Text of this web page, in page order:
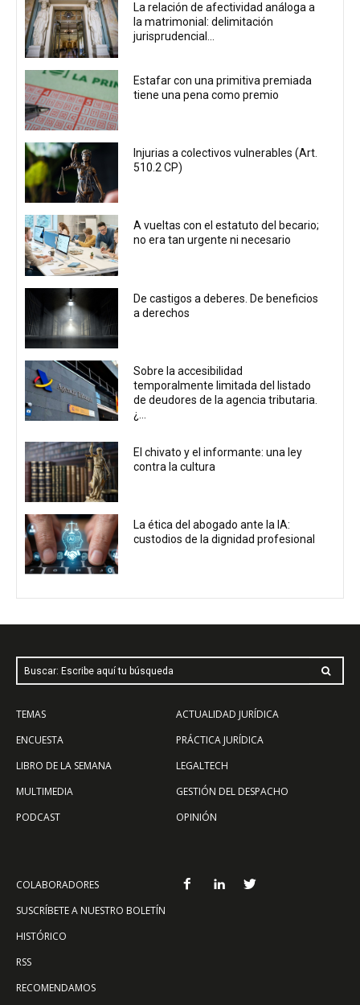
La relación de afectividad análoga a
la matrimonial: delimitación
jurisprudencial...
Estafar con una primitiva premiada
tiene una pena como premio
Injurias a colectivos vulnerables (Art.
510.2 CP)
A vueltas con el estatuto del becario;
no era tan urgente ni necesario
De castigos a deberes. De beneficios
a derechos
Sobre la accesibilidad
temporalmente limitada del listado
de deudores de la agencia tributaria.
¿...
El chivato y el informante: una ley
contra la cultura
La ética del abogado ante la IA:
custodios de la dignidad profesional
Buscar: Escribe aquí tu búsqueda
TEMAS
ENCUESTA
LIBRO DE LA SEMANA
MULTIMEDIA
PODCAST
ACTUALIDAD JURÍDICA
PRÁCTICA JURÍDICA
LEGALTECH
GESTIÓN DEL DESPACHO
OPINIÓN
COLABORADORES
SUSCRÍBETE A NUESTRO BOLETÍN
HISTÓRICO
RSS
RECOMENDAMOS